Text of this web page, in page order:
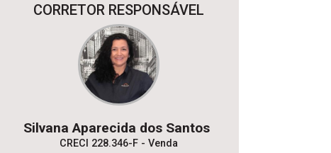
CORRETOR RESPONSÁVEL
Silvana Aparecida dos Santos
CRECI 228.346-F - Venda